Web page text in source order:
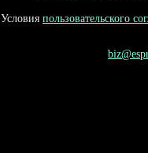
Условия пользовательского